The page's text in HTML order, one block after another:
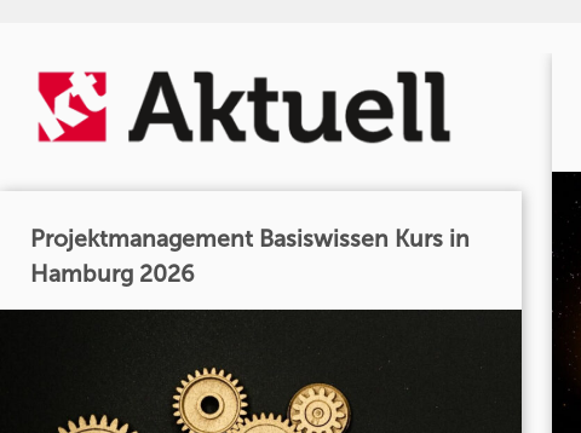
Projektmanagement Basiswissen Kurs in
Hamburg 2026